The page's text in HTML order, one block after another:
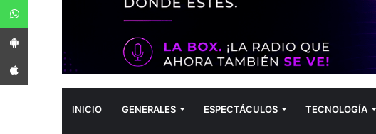
INICIO GENERALES ESPECTÁCULOS TECNOLOGÍA